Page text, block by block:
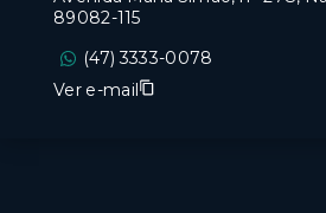
89082-115
(47) 3333-0078
Ver e-mail